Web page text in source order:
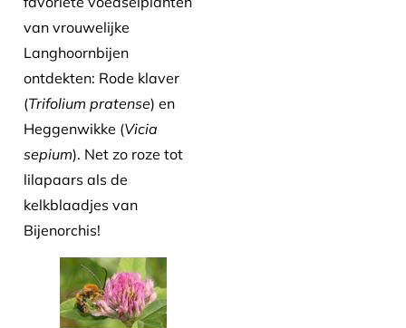
van vrouwelijke
Langhoornbijen
ontdekten: Rode klaver
(Trifolium pratense) en
Heggenwikke (Vicia
sepium). Net zo roze tot
lilapaars als de
kelkblaadjes van
Bijenorchis!